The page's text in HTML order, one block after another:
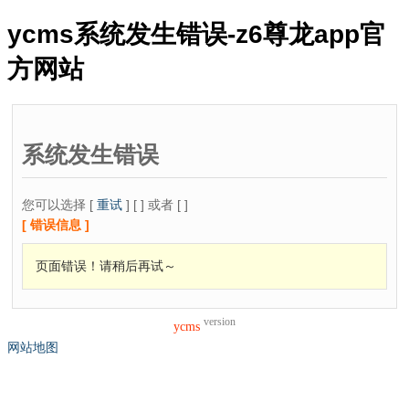
ycms系统发生错误-z6尊龙app官
方网站
系统发生错误
您可以选择 [ 重试 ] [ ] 或者 [ ]
[ 错误信息 ]
页面错误！请稍后再试～
ycms version
网站地图